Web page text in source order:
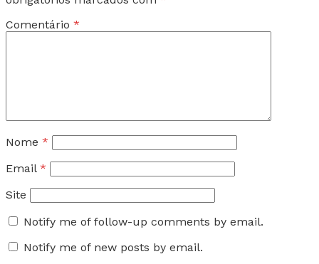
Comentário *
Nome *
Email *
Site
Notify me of follow-up comments by email.
Notify me of new posts by email.